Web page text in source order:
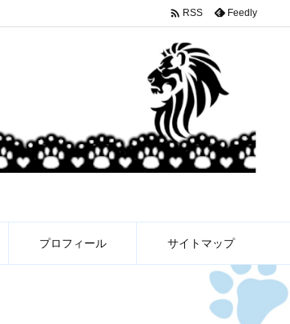
プロフィール サイトマップ
 RSS Feedly